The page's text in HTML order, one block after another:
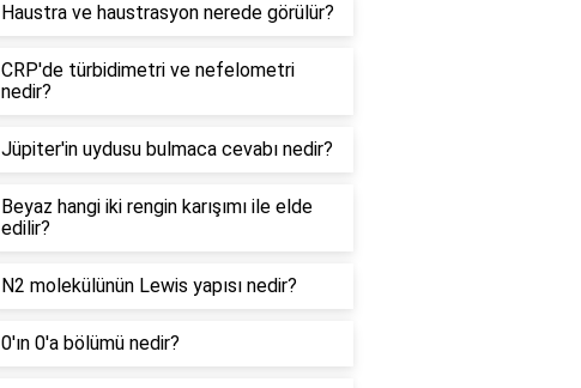
Haustra ve haustrasyon nerede görülür?
CRP'de türbidimetri ve nefelometri
nedir?
Jüpiter'in uydusu bulmaca cevabı nedir?
Beyaz hangi iki rengin karışımı ile elde
edilir?
N2 molekülünün Lewis yapısı nedir?
0'ın 0'a bölümü nedir?